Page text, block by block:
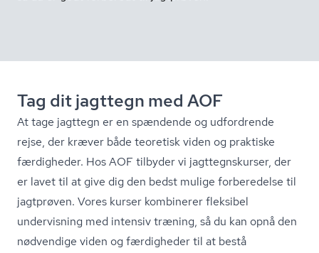
Tag dit jagttegn med AOF
At tage jagttegn er en spændende og udfordrende
rejse, der kræver både teoretisk viden og praktiske
færdigheder. Hos AOF tilbyder vi jagt­tegn­s­kur­ser, der
er lavet til at give dig den bedst mulige forberedelse til
jagtprøven. Vores kurser kombinerer fleksibel
undervisning med intensiv træning, så du kan opnå den
nødvendige viden og færdigheder til at bestå